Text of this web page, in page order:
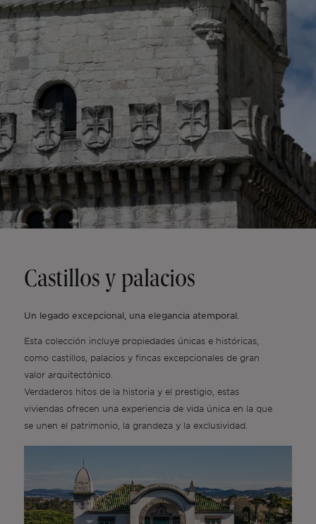
Castillos y palacios
Un legado excepcional, una elegancia atemporal.
Esta colección incluye propiedades únicas e históricas,
como castillos, palacios y fincas excepcionales de gran
valor arquitectónico.
Verdaderos hitos de la historia y el prestigio, estas
viviendas ofrecen una experiencia de vida única en la que
se unen el patrimonio, la grandeza y la exclusividad.